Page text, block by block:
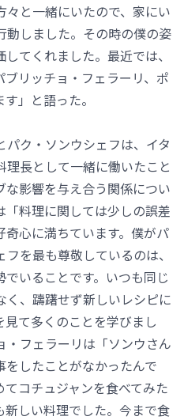
々と一緒にいたので、家にい
動しました。その時の僕の姿
てくれました。最近では、
リッチョ・フェラーリ、ポ
」と語った。
ク・ソンウシェフは、イタ
理長として一緒に働いたこと
影響を与え合う関係につい
料理に関しては少しの誤差
心に満ちています。僕がパ
を最も尊敬しているのは、
いることです。いつも同じ
、躊躇せず新しいレシピに
て多くのことを学びまし
・フェラーリは「ソンウさん
したことがなかったんで
コチュジャンを食べてみた
新しい料理でした。今まで食